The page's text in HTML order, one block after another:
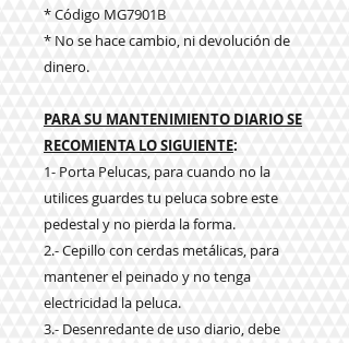
* Código MG7901B
* No se hace cambio, ni devolución de
dinero.
PARA SU MANTENIMIENTO DIARIO SE
RECOMIENTA LO SIGUIENTE:
1- Porta Pelucas, para cuando no la
utilices guardes tu peluca sobre este
pedestal y no pierda la forma.
2.- Cepillo con cerdas metálicas, para
mantener el peinado y no tenga
electricidad la peluca.
3.- Desenredante de uso diario, debe